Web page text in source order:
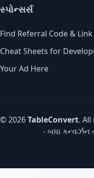
સ્પોન્સર્સ
Find Referral Code & Link
Cheat Sheets for
Your Ad Here
© 2026TableConvert. All
- બધા કન્વર્ઝન